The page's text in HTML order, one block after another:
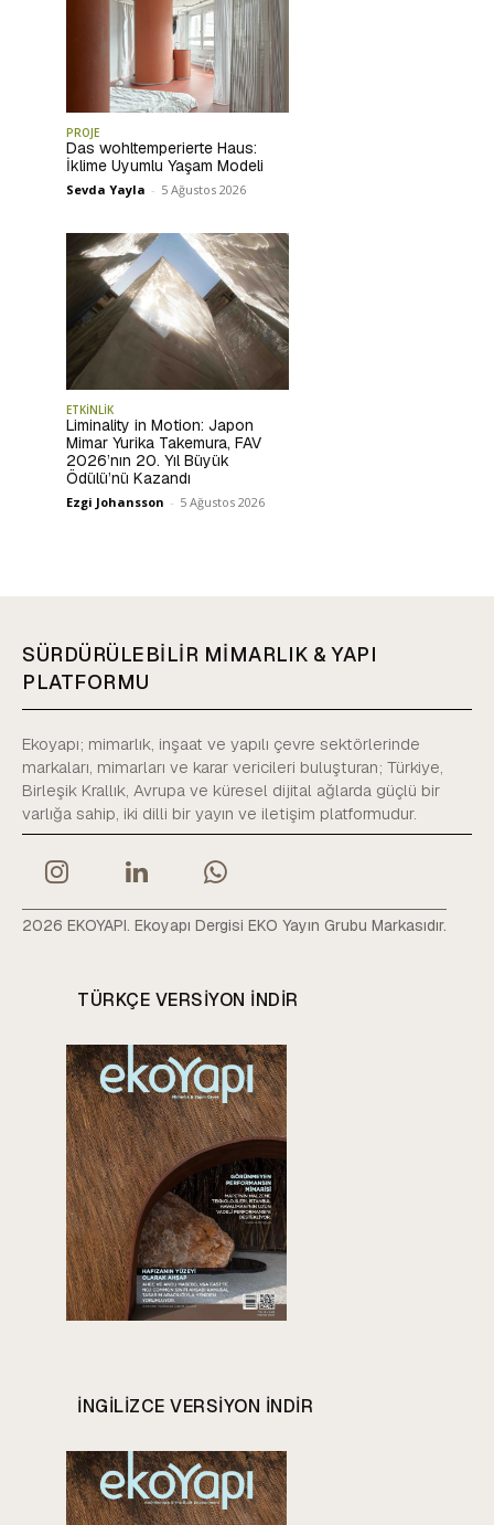
PROJE
Das wohltemperierte Haus:
İklime Uyumlu Yaşam Modeli
Sevda Yayla - 5 Ağustos 2026
ETKİNLİK
Liminality in Motion: Japon
Mimar Yurika Takemura, FAV
2026’nın 20. Yıl Büyük
Ödülü’nü Kazandı
Ezgi Johansson - 5 Ağustos 2026
SÜRDÜRÜLEBİLİR MİMARLIK & YAPI
PLATFORMU
Ekoyapı; mimarlık, inşaat ve yapılı çevre sektörlerinde
markaları, mimarları ve karar vericileri buluşturan; Türkiye,
Birleşik Krallık, Avrupa ve küresel dijital ağlarda güçlü bir
varlığa sahip, iki dilli bir yayın ve iletişim platformudur.
2026 EKOYAPI. Ekoyapı Dergisi EKO Yayın Grubu Markasıdır.
TÜRKÇE VERSIYON INDIR
INGILIZCE VERSIYON INDIR